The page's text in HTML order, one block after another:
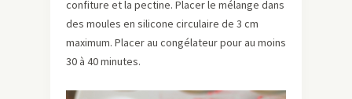
confiture et la pectine. Placer le mélange dans
des moules en silicone circulaire de 3 cm
maximum. Placer au congélateur pour au moins
30 à 40 minutes.